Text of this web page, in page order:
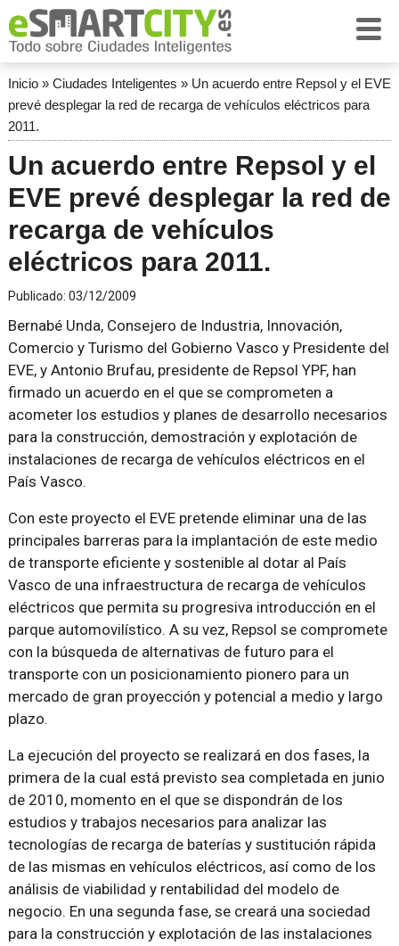
Inicio» Ciudades Inteligentes » Un acuerdo entre Repsol y el EVE
prevé desplegar la red de recarga de vehículos eléctricos para
2011.
Un acuerdo entre Repsol y el
EVE prevé desplegar la red de
recarga de vehículos
eléctricos para 2011.
Publicado: 03/12/2009
Bernabé Unda, Consejero de Industria, Innovación,
Comercio y Turismo del Gobierno Vasco y Presidente del
EVE, y Antonio Brufau, presidente de Repsol YPF, han
firmado un acuerdo en el que se comprometen a
acometer los estudios y planes de desarrollo necesarios
para la construcción, demostración y explotación de
instalaciones de recarga de vehículos eléctricos en el
País Vasco.
Con este proyecto el EVE pretende eliminar una de las
principales barreras para la implantación de este medio
de transporte eficiente y sostenible al dotar al País
Vasco de una infraestructura de recarga de vehículos
eléctricos que permita su progresiva introducción en el
parque automovilístico. A su vez, Repsol se compromete
con la búsqueda de alternativas de futuro para el
transporte con un posicionamiento pionero para un
mercado de gran proyección y potencial a medio y largo
plazo.
La ejecución del proyecto se realizará en dos fases, la
primera de la cual está previsto sea completada en junio
de 2010, momento en el que se dispondrán de los
estudios y trabajos necesarios para analizar las
tecnologías de recarga de baterías y sustitución rápida
de las mismas en vehículos eléctricos, así como de los
análisis de viabilidad y rentabilidad del modelo de
negocio. En una segunda fase, se creará una sociedad
para la construcción y explotación de las instalaciones